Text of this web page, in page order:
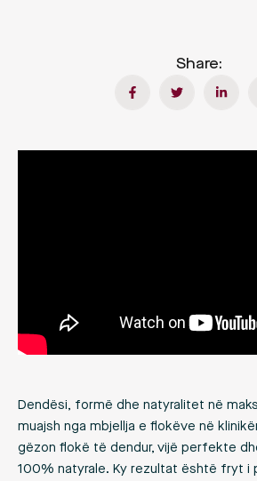
Share:
Dendësi, formë dhe natyralitet në
muajsh nga mbjellja e flokëve në
gëzon flokë të dendur, vijë perfekte
100% natyrale. Ky rezultat është fryt i